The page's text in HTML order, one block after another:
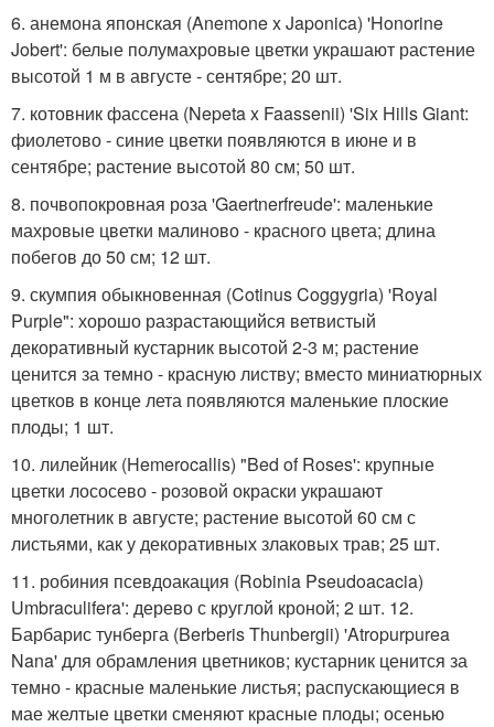
6. анемона японская (Anemone x Japonica) 'Honorine
Jobert': белые полумахровые цветки украшают растение
высотой 1 м в августе - сентябре; 20 шт.
7. котовник фассена (Nepeta x Faassenii) 'Six Hills Giant:
фиолетово - синие цветки появляются в июне и в
сентябре; растение высотой 80 см; 50 шт.
8. почвопокровная роза 'Gaertnerfreude': маленькие
махровые цветки малиново - красного цвета; длина
побегов до 50 см; 12 шт.
9. скумпия обыкновенная (Cotinus Coggygria) 'Royal
Purple": хорошо разрастающийся ветвистый
декоративный кустарник высотой 2-3 м; растение
ценится за темно - красную листву; вместо миниатюрных
цветков в конце лета появляются маленькие плоские
плоды; 1 шт.
10. лилейник (Hemerocallis) "Bed of Roses': крупные
цветки лососево - розовой окраски украшают
многолетник в августе; растение высотой 60 см с
листьями, как у декоративных злаковых трав; 25 шт.
11. робиния псевдоакация (Robinia Pseudoacacia)
Umbraculifera': дерево с круглой кроной; 2 шт. 12.
Барбарис тунберга (Berberis Thunbergii) 'Atropurpurea
Nana' для обрамления цветников; кустарник ценится за
темно - красные маленькие листья; распускающиеся в
мае желтые цветки сменяют красные плоды; осенью